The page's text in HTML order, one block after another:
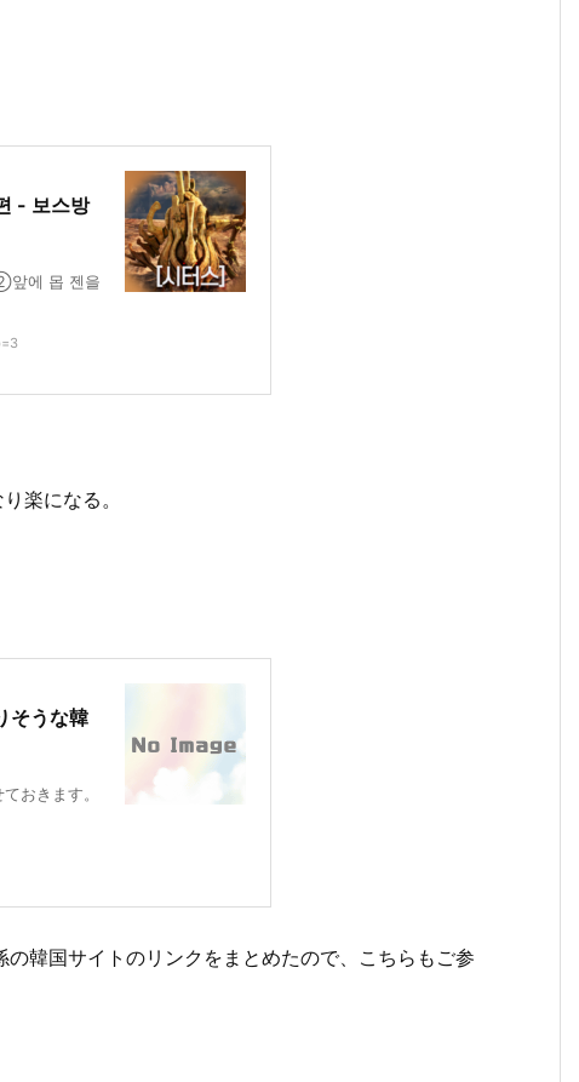
- 보스방
앞에 몹 젠을
楽になる。
うな韓
おきます。
韓国サイトのリンクをまとめたので、こちらもご参